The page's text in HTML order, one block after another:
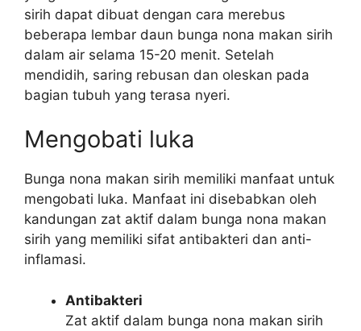
sirih dapat dibuat dengan cara merebus
beberapa lembar daun bunga nona makan sirih
dalam air selama 15-20 menit. Setelah
mendidih, saring rebusan dan oleskan pada
bagian tubuh yang terasa nyeri.
Mengobati luka
Bunga nona makan sirih memiliki manfaat untuk
mengobati luka. Manfaat ini disebabkan oleh
kandungan zat aktif dalam bunga nona makan
sirih yang memiliki sifat antibakteri dan anti-
inflamasi.
Antibakteri
Zat aktif dalam bunga nona makan sirih